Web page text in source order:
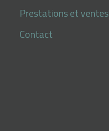
Prestations et ventes
Contact